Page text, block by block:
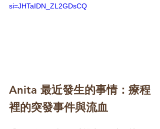
si=JHTaIDN_ZL2GDsCQ
Anita 最近發生的事情：療程
裡的突發事件與流血